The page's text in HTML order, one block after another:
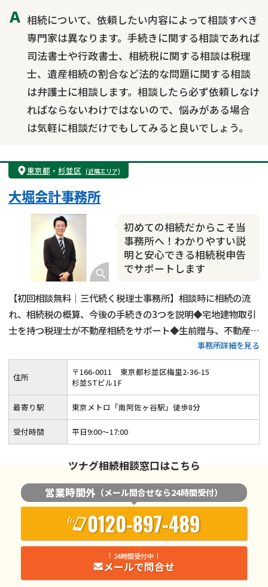
相続人調査
相続財産調査
不動産評価(相続不動産)
相続トラブル
相続について、依頼したい内容によって相談すべき
専門家は異なります。手続きに関する相談であれば
司法書士や行政書士、相続税に関する相談は税理
士、遺産相続の割合など法的な問題に関する相談
は弁護士に相談します。相談したら必ず依頼しなけ
ればならないわけではないので、悩みがある場合
は気軽に相談だけでもしてみると良いでしょう。
東京都 ・ 杉並区 (近隣エリア)
初めての相続だからこそ当
事務所へ！わかりやすい説
明と安心できる相続税申告
でサポートします
大堀会計事務所
【初回相談無料｜三代続く税理士事務所】相談時に相続の流
れ、相続税の概算、今後の手続きの3つを説明◆宅地建物取引
士を持つ税理士が不動産相続をサポート◆生前贈与、不動産活
用、遺言書作成といった生前対策も得意◆土日祝日相談（要予
約）とオンライン面談にも対応している忙しい方が相談しやす
い税理士事務所です。
事務所詳細を見る
住所 〒166-0011
東京都杉並区梅里2-36-15
杉並STビル1F
最寄り駅 東京メトロ「南阿佐ヶ谷駅」徒歩8分
受付時間 平日9:00～17:00
ツナグ相続相談窓口はこちら
営業時間外 （メール問合せなら24時間受付）
0120-897-489
24時間受付中
メールで問合せ